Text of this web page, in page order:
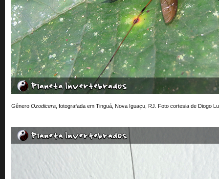
Gênero Ozodicera , fotografada em Tinguá, Nova Iguaçu, RJ. Foto cortesia de Diogo